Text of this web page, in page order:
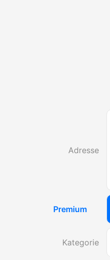
Adresse
Premium
Kategorie